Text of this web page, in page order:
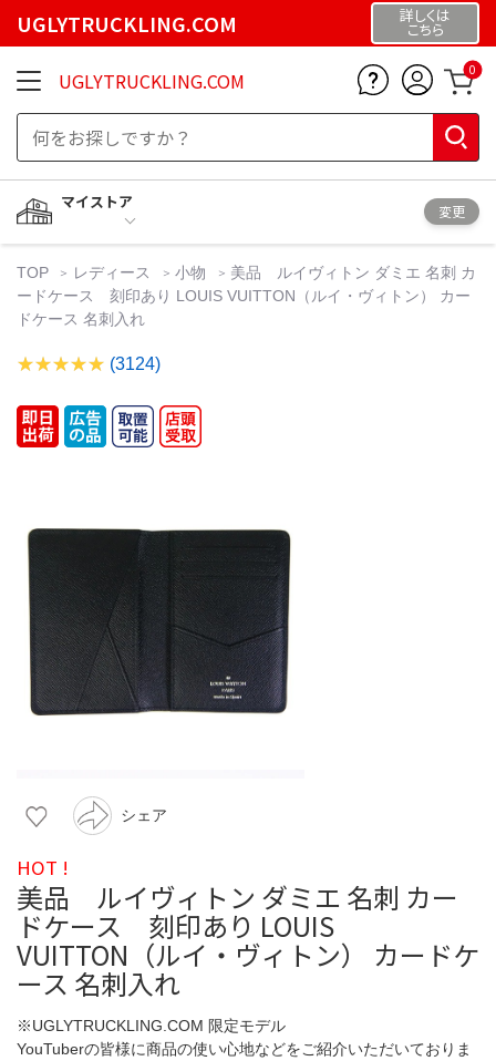
UGLYTRUCKLING.COM 詳しくは
こちら
UGLYTRUCKLING.COM 0
マイストア
変更
TOP レディース 小物
美品 ルイヴィトン ダミエ 名刺 カ
ードケース 刻印あり LOUIS VUITTON（ルイ・ヴィトン） カー
ドケース 名刺入れ
(3124)
シェア
HOT !
美品 ルイヴィトン ダミエ 名刺 カー
ドケース 刻印あり LOUIS
VUITTON（ルイ・ヴィトン） カードケ
ース 名刺入れ
※UGLYTRUCKLING.COM 限定モデル
YouTuberの皆様に商品の使い心地などをご紹介いただいておりま